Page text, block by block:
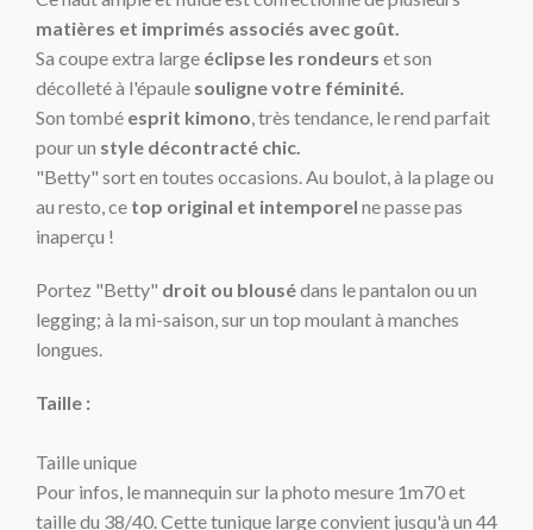
matières et imprimés associés avec goût.
Sa coupe extra large éclipse les rondeurs et son
décolleté à l'épaule souligne votre féminité.
Son tombé esprit kimono, très tendance, le rend parfait
pour un style décontracté chic.
"Betty" sort en toutes occasions. Au boulot, à la plage ou
au resto, ce top original et intemporel ne passe pas
inaperçu !
Portez "Betty" droit ou blousédans le pantalon ou un
legging; à la mi-saison, sur un top moulant à manches
longues.
Taille :
Taille unique
Pour infos, le mannequin sur la photo mesure 1m70 et
taille du 38/40. Cette tunique large convient jusqu'à un 44